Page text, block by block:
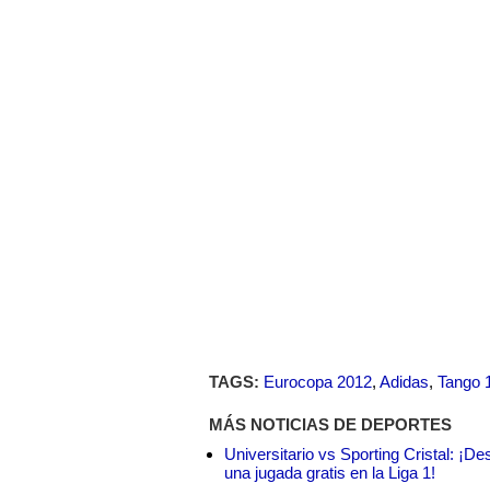
TAGS: Eurocopa 2012, Adidas, Tango
MÁS NOTICIAS DE DEPORTES
Universitario vs Sporting Cristal:
una jugada gratis en la Liga 1!